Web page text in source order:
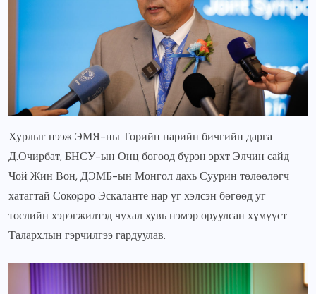
Хурлыг нээж ЭМЯ-ны Төрийн нарийн бичгийн дарга
Д.Очирбат, БНСУ-ын Онц бөгөөд бүрэн эрхт Элчин сайд
Чой Жин Вон, ДЭМБ-ын Монгол дахь Суурин төлөөлөгч
хатагтай Сокоpро Эскаланте нар үг хэлсэн бөгөөд уг
төслийн хэрэгжилтэд чухал хувь нэмэр оруулсан хүмүүст
Талархлын гэрчилгээ гардуулав.